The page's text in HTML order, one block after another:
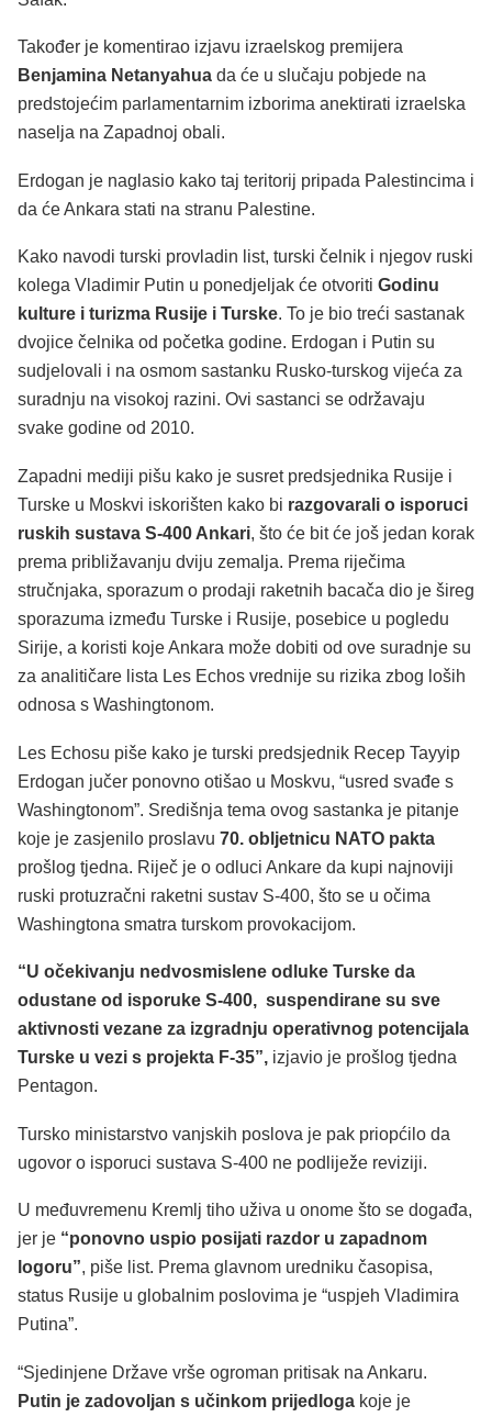
Također je komentirao izjavu izraelskog premijera
Benjamina Netanyahua da će u slučaju pobjede na
predstojećim parlamentarnim izborima anektirati izraelska
naselja na Zapadnoj obali.
Erdogan je naglasio kako taj teritorij pripada Palestincima i
da će Ankara stati na stranu Palestine.
Kako navodi turski provladin list, turski čelnik i njegov ruski
kolega Vladimir Putin u ponedjeljak će otvoriti Godinu
kulture i turizma Rusije i Turske. To je bio treći sastanak
dvojice čelnika od početka godine. Erdogan i Putin su
sudjelovali i na osmom sastanku Rusko-turskog vijeća za
suradnju na visokoj razini. Ovi sastanci se održavaju
svake godine od 2010.
Zapadni mediji pišu kako je susret predsjednika Rusije i
Turske u Moskvi iskorišten kako bi razgovarali o isporuci
ruskih sustava S-400 Ankari, što će bit će još jedan korak
prema približavanju dviju zemalja. Prema riječima
stručnjaka, sporazum o prodaji raketnih bacača dio je šireg
sporazuma između Turske i Rusije, posebice u pogledu
Sirije, a koristi koje Ankara može dobiti od ove suradnje su
za analitičare lista Les Echos vrednije su rizika zbog loših
odnosa s Washingtonom.
Les Echosu piše kako je turski predsjednik Recep Tayyip
Erdogan jučer ponovno otišao u Moskvu, “usred svađe s
Washingtonom”. Središnja tema ovog sastanka je pitanje
koje je zasjenilo proslavu 70. obljetnicu NATO pakta
prošlog tjedna. Riječ je o odluci Ankare da kupi najnoviji
ruski protuzračni raketni sustav S-400, što se u očima
Washingtona smatra turskom provokacijom.
“U očekivanju nedvosmislene odluke Turske da
odustane od isporuke S-400, suspendirane su sve
aktivnosti vezane za izgradnju operativnog potencijala
Turske u vezi s projekta F-35”, izjavio je prošlog tjedna
Pentagon.
Tursko ministarstvo vanjskih poslova je pak priopćilo da
ugovor o isporuci sustava S-400 ne podliježe reviziji.
U međuvremenu Kremlj tiho uživa u onome što se događa,
jer je “ponovno uspio posijati razdor u zapadnom
logoru”, piše list. Prema glavnom uredniku časopisa,
status Rusije u globalnim poslovima je “uspjeh Vladimira
Putina”.
“Sjedinjene Države vrše ogroman pritisak na Ankaru.
Putin je zadovoljan s učinkom prijedloga koje je